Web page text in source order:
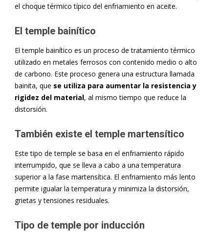
el choque térmico típico del enfriamiento en aceite.
El temple bainítico
El temple bainítico es un proceso de tratamiento térmico
utilizado en metales ferrosos con contenido medio o alto
de carbono. Este proceso genera una estructura llamada
bainita, que se utiliza para aumentar la resistencia y
rigidez del material, al mismo tiempo que reduce la
distorsión.
También existe el temple martensítico
Este tipo de temple se basa en el enfriamiento rápido
interrumpido, que se lleva a cabo a una temperatura
superior a la fase martensítica. El enfriamiento más lento
permite igualar la temperatura y minimiza la distorsión,
grietas y tensiones residuales.
Tipo de temple por inducción